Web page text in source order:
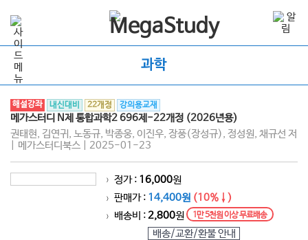
과학
해설강좌 내신대비 22개정 강의용교재
메가스터디 N제 통합과학2 696제-22개정 (2026년용)
권태현, 김연귀, 노동규, 박종웅, 이진우, 장풍(장성규), 정성원, 채규선 저
| 메가스터디북스 | 2025-01-23
> 정가 : 16,000원
> 판매가 : 14,400원 (10%↓)
> 배송비 :2,800원 1만 5천원 이상 무료배송
배송/교환/환불 안내